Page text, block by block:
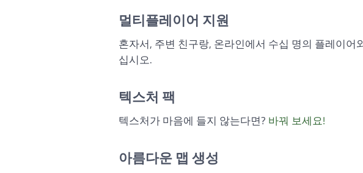
멀티플레이어 지원
혼자서, 주변 친구랑, 온라인에서 수십 명의 플레이어
십시오.
텍스처 팩
텍스처가 마음에 들지 않는다면? 바꿔 보세요!
아름다운 맵 생성